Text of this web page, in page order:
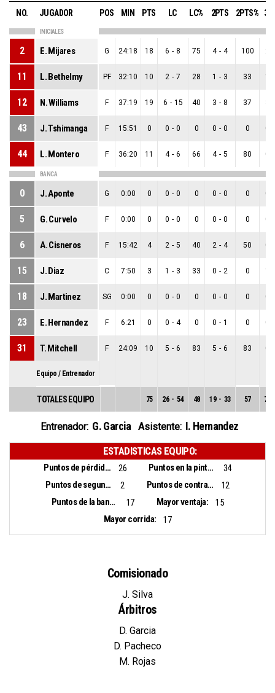
NO. JUGADOR POS MIN PTS LC LC% 2PTS 2PTS%
INICIALES
2 E. Mijares G 24:18 18 6 - 8 75 4 - 4 100 2
11 L. Bethelmy PF 32:10 10 2 - 7 28 1 - 3 33 1
12 N. Williams F 37:19 19 6 - 15 40 3 - 8 37
43 J. Tshimanga F 15:51 0 0 - 0 0 0 - 0 0 0
44 L. Montero F 36:20 11 4 - 6 66 4 - 5 80 0
BANCA
0 J. Aponte G 0:00 0 0 - 0 0 0 - 0 0 0
5 G. Curvelo F 0:00 0 0 - 0 0 0 - 0 0 0
6 A. Cisneros F 15:42 4 2 - 5 40 2 - 4 50 0
15 J. Diaz C 7:50 3 1 - 3 33 0 - 2 0 1
18 J. Martinez SG 0:00 0 0 - 0 0 0 - 0 0 0
23 E. Hernandez F 6:21 0 0 - 4 0 0 - 1 0 0
31 T. Mitchell F 24:09 10 5 - 6 83 5 - 6 83 0
Equipo / Entrenador
TOTALES EQUIPO 75 26 - 54 48 19 - 33 57 7
Entrenador: G. Garcia Asistente: I. Hernandez
ESTADISTICAS EQUIPO:
Puntos de pérdidas: 26 Puntos en la pintura:
34
Puntos de segunda oportunidad:
2 Puntos de contra ataque:
12
Puntos de la banca:
17 Mayor ventaja:
15
Mayor corrida:
17
Comisionado
J. Silva
Árbitros
D. Garcia
D. Pacheco
M. Rojas